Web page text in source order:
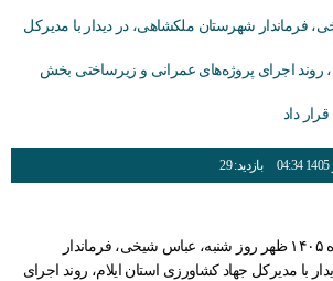
فرماندار شهرستان ملکشاهی، در دیدار با مدیرکل
روند اجرای پروژه‌های عمرانی و زیرساختی بخش
داد
بازدید: 29
ملکشاهی - شنبه ۲۷ تیرماه ۱۴۰۵ ظهر روز شنبه، عباس شیخی، فرماندار
با مدیرکل جهاد کشاورزی استان ایلام، روند اجرای